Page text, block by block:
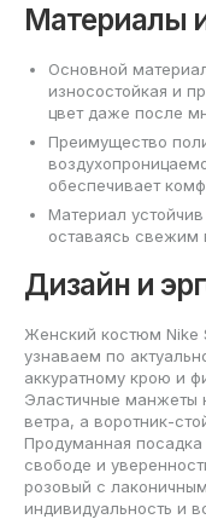
Материалы
Основной
износостойкая и
цвет даже после
Преимущество
обеспечивает
Материал
оставаясь свежим
Дизайн и
Женский костюм Nike
узнаваем по
аккуратному крою и
Эластичные манжеты
ветра, а воротник-
Продуманная
свободе и
розовый с
индивидуальность и